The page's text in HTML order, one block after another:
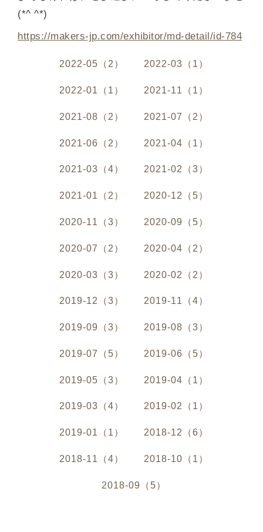
(*^ ^*)
https://makers-jp.com/exhibitor/md-detail/id-784
2022-05（2） 2022-03（1）
2022-01（1） 2021-11（1）
2021-08（2） 2021-07（2）
2021-06（2） 2021-04（1）
2021-03（4） 2021-02（3）
2021-01（2） 2020-12（5）
2020-11（3） 2020-09（5）
2020-07（2） 2020-04（2）
2020-03（3） 2020-02（2）
2019-12（3） 2019-11（4）
2019-09（3） 2019-08（3）
2019-07（5） 2019-06（5）
2019-05（3） 2019-04（1）
2019-03（4） 2019-02（1）
2019-01（1） 2018-12（6）
2018-11（4） 2018-10（1）
2018-09（5）